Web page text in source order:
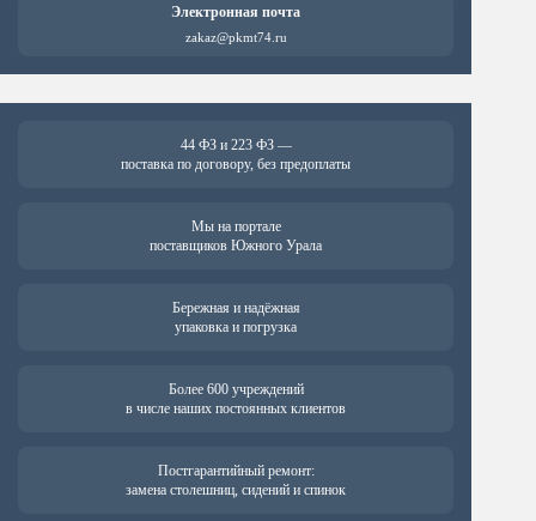
Электронная почта
zakaz@pkmt74.ru
44 ФЗ и 223 ФЗ —
поставка по договору, без предоплаты
Мы на портале
поставщиков Южного Урала
Бережная и надёжная
упаковка и погрузка
Более 600 учреждений
в числе наших постоянных клиентов
Постгарантийный ремонт:
замена столешниц, сидений и спинок